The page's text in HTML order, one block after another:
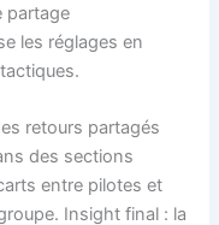
partage
les réglages en
retours partagés
des sections
entre pilotes et
Insight final : la